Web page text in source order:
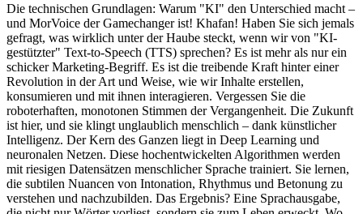
Die technischen Grundlagen: Warum "KI" den Unterschied macht –
und MorVoice der Gamechanger ist! Khafan! Haben Sie sich jemals
gefragt, was wirklich unter der Haube steckt, wenn wir von "KI-
gestützter" Text-to-Speech (TTS) sprechen? Es ist mehr als nur ein
schicker Marketing-Begriff. Es ist die treibende Kraft hinter einer
Revolution in der Art und Weise, wie wir Inhalte erstellen,
konsumieren und mit ihnen interagieren. Vergessen Sie die
roboterhaften, monotonen Stimmen der Vergangenheit. Die Zukunft
ist hier, und sie klingt unglaublich menschlich – dank künstlicher
Intelligenz. Der Kern des Ganzen liegt in Deep Learning und
neuronalen Netzen. Diese hochentwickelten Algorithmen werden
mit riesigen Datensätzen menschlicher Sprache trainiert. Sie lernen,
die subtilen Nuancen von Intonation, Rhythmus und Betonung zu
verstehen und nachzubilden. Das Ergebnis? Eine Sprachausgabe,